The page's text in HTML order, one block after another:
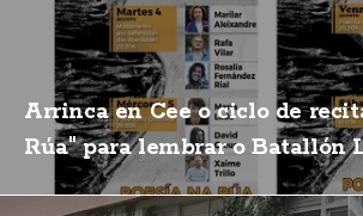
Arrinca en Cee o ciclo de
Rúa" para lembrar o Batallón